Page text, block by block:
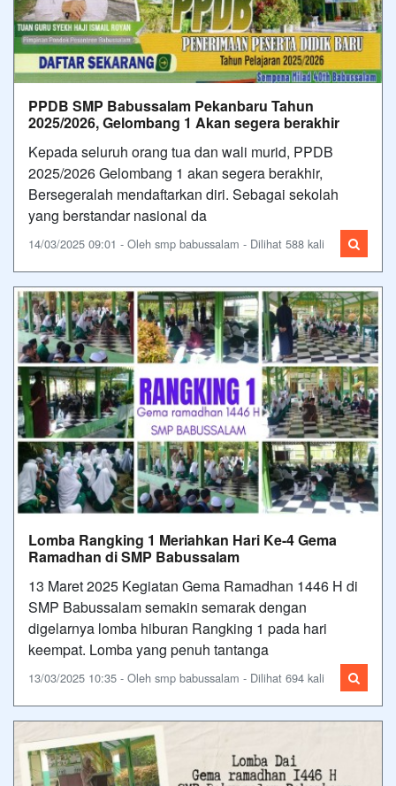
PPDB SMP Babussalam Pekanbaru Tahun
2025/2026, Gelombang 1 Akan segera berakhir
Kepada seluruh orang tua dan wali murid, PPDB
2025/2026 Gelombang 1 akan segera berakhir,
Bersegeralah mendaftarkan diri. Sebagai sekolah
yang berstandar nasional da
14/03/2025 09:01 - Oleh smp babussalam - Dilihat 588 kali
Lomba Rangking 1 Meriahkan Hari Ke-4 Gema
Ramadhan di SMP Babussalam
13 Maret 2025 Kegiatan Gema Ramadhan 1446 H di
SMP Babussalam semakin semarak dengan
digelarnya lomba hiburan Rangking 1 pada hari
keempat. Lomba yang penuh tantanga
13/03/2025 10:35 - Oleh smp babussalam - Dilihat 694 kali